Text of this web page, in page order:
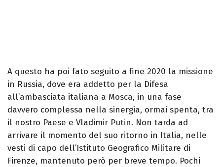
A questo ha poi fato seguito a fine 2020 la missione
in Russia, dove era addetto per la Difesa
all’ambasciata italiana a Mosca, in una fase
davvero complessa nella sinergia, ormai spenta, tra
il nostro Paese e Vladimir Putin. Non tarda ad
arrivare il momento del suo ritorno in Italia, nelle
vesti di capo dell’Istituto Geografico Militare di
Firenze, mantenuto però per breve tempo. Pochi